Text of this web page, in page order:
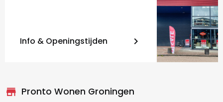
Info & Openingstijden keyboard_arrow_right
store_mall_directory Pronto Wonen Groningen